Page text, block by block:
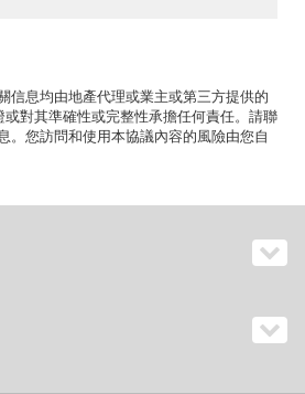
信息均由地產代理或業主或第三方提供的
對其準確性或完整性承擔任何責任。請聯
。您訪問和使用本協議內容的風險由您自